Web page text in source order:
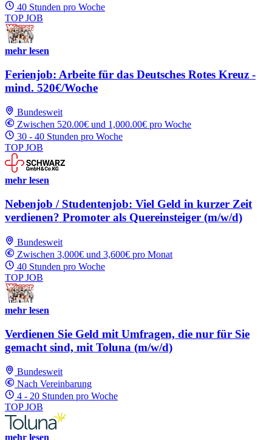
40 Stunden pro Woche
TOP JOB
mehr lesen
Ferienjob: Arbeite für das Deutsches Rotes Kreuz -
mind. 520€/Woche
Bundesweit
Zwischen 520.00€ und 1,000.00€ pro Woche
30 - 40 Stunden pro Woche
TOP JOB
mehr lesen
Nebenjob / Studentenjob: Viel Geld in kurzer Zeit
verdienen? Promoter als Quereinsteiger (m/w/d)
Bundesweit
Zwischen 3,000€ und 3,600€ pro Monat
40 Stunden pro Woche
TOP JOB
mehr lesen
Verdienen Sie Geld mit Umfragen, die nur für Sie
gemacht sind, mit Toluna (m/w/d)
Bundesweit
Nach Vereinbarung
4 - 20 Stunden pro Woche
TOP JOB
mehr lesen